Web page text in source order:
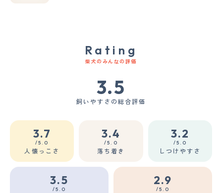
Rating
柴犬のみんなの評価
3.5
飼いやすさの総合評価
3.7
/5.0
人懐っこさ
3.4
/5.0
落ち着き
3.2
/5.0
しつけやすさ
3.5
/5.0
2.9
/5.0